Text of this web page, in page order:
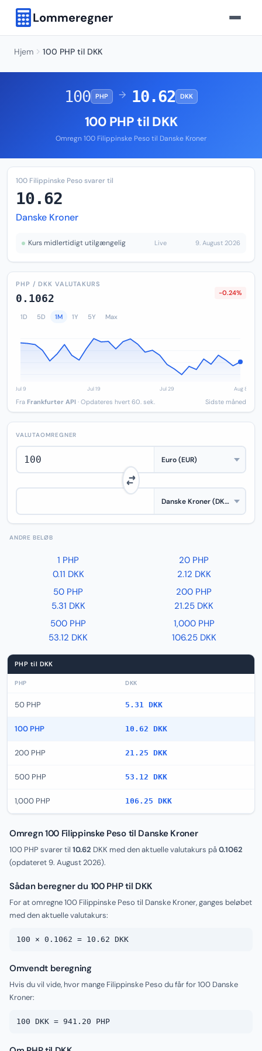
Lommeregner
Hjem 100 PHP til DKK
100 PHP → 10.62 DKK
100 PHP til DKK
Omregn 100 Filippinske Peso til Danske Kroner
100 Filippinske Peso svarer til
10.62
Danske Kroner
Kurs midlertidigt utilgængelig Live 9. August 2026
PHP / DKK VALUTAKURS
0.1062 -0.24%
1D 5D 1M 1Y 5Y Max
Fra Frankfurter API · Opdateres hvert 60. sek. Sidste måned
VALUTAOMREGNER
ANDRE BELØB
1 PHP
0.11 DKK
20 PHP
2.12 DKK
50 PHP
5.31 DKK
200 PHP
21.25 DKK
500 PHP
53.12 DKK
1,000 PHP
106.25 DKK
PHP til DKK
PHP DKK
50 PHP 5.31 DKK
100 PHP 10.62 DKK
200 PHP 21.25 DKK
500 PHP 53.12 DKK
1,000 PHP 106.25 DKK
Omregn 100 Filippinske Peso til Danske Kroner
100 PHP svarer til 10.62 DKK med den aktuelle valutakurs på0.1062
(opdateret9. August 2026).
Sådan beregner du 100 PHP til DKK
For at omregne 100 Filippinske Peso til Danske Kroner, ganges beløbet
med den aktuelle valutakurs:
100 × 0.1062 = 10.62 DKK
Omvendt beregning
Hvis du vil vide, hvor mange Filippinske Peso du får for 100 Danske
Kroner:
100 DKK = 941.20 PHP